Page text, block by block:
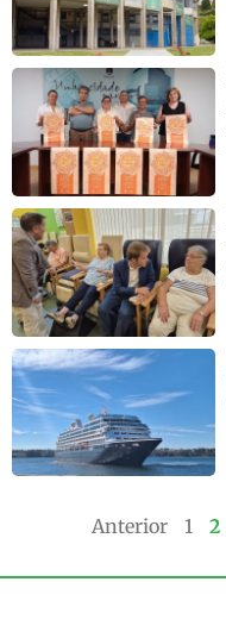
Anterior 1 2